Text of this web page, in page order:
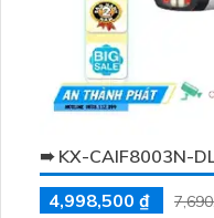
➠ KX-CAIF8003N-
4,998,500 ₫